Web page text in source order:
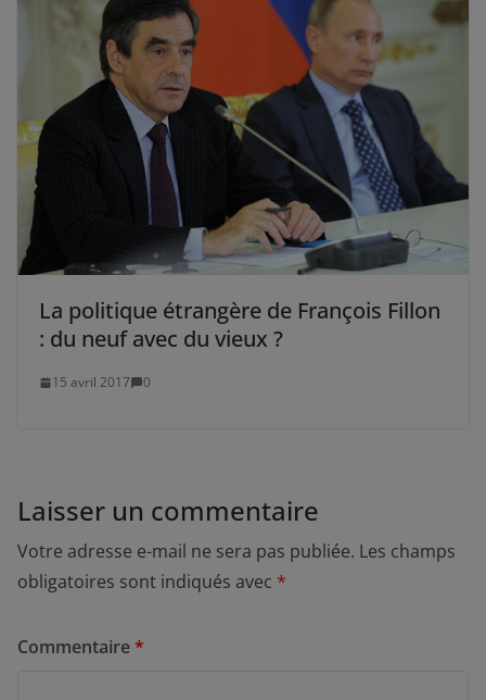
La politique étrangère de François Fillon
: du neuf avec du vieux ?
15 avril 2017 0
Laisser un commentaire
Votre adresse e-mail ne sera pas publiée. Les champs
obligatoires sont indiqués avec *
Commentaire*